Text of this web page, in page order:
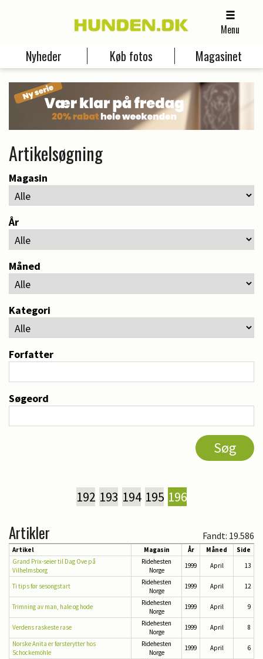
Menu
Nyheder Køb fotos Magasinet
Artikelsøgning
Magasin
År
Måned
Kategori
Forfatter
Søgeord
192 193 194 195 196
Artikler Fandt: 19.586
Artikel Magasin År Måned
Side
Grand Prix-seier til Dag Ove på
Vilhelmsborg
Ridehesten
Norge
1999 April 13
Ti tips før sesongstart
Ridehesten
Norge
1999 April 12
Trimning av man, hale og hode
Ridehesten
Norge
1999 April 9
Verdens raskeste rase
Ridehesten
Norge
1999 April
8
Norske Anita er førsterytter hos
Schockemöhle
Ridehesten
Norge
1999 April 6